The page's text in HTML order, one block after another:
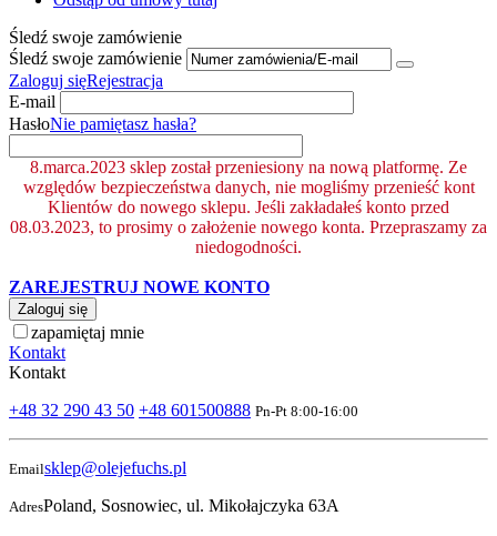
Śledź swoje zamówienie
Śledź swoje zamówienie
Zaloguj sięRejestracja
E-mail
HasłoNie pamiętasz hasła?
8.marca.2023 sklep został przeniesiony na nową platformę. Ze
względów bezpieczeństwa danych, nie mogliśmy przenieść kont
Klientów do nowego sklepu. Jeśli zakładałeś konto przed
08.03.2023, to prosimy o założenie nowego konta. Przepraszamy za
niedogodności.
ZAREJESTRUJ NOWE KONTO
Zaloguj się
zapamiętaj mnie
Kontakt
Kontakt
+48 32 290 43 50 +48 601500888 Pn-Pt 8:00-16:00
Emailsklep@olejefuchs.pl
AdresPoland, Sosnowiec, ul. Mikołajczyka 63A